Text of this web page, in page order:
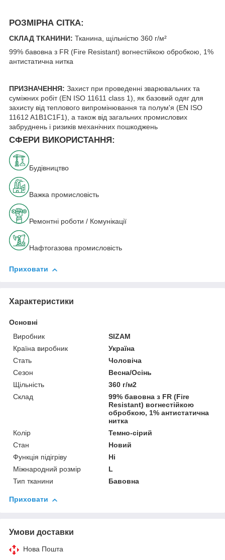
РОЗМІРНА СІТКА:
СКЛАД ТКАНИНИ: Тканина, щільністю 360 г/м²
99% бавовна з FR (Fire Resistant) вогнестійкою обробкою, 1%
антистатична нитка
ПРИЗНАЧЕННЯ: Захист при проведенні зварювальних та
суміжних робіт (EN ISO 11611 class 1), як базовий одяг для
захисту від теплового випромінювання та полум'я (EN ISO
11612 A1B1C1F1), а також від загальних промислових
забруднень і ризиків механічних пошкоджень
СФЕРИ ВИКОРИСТАННЯ:
Будівництво
Важка промисловість
Ремонтні роботи / Комунікації
Нафтогазова промисловість
Приховати
Характеристики
Основні
Виробник
SIZAM
Країна виробник
Україна
Стать
Чоловіча
Сезон
Весна/Осінь
Щільність
360 г/м2
Склад
99% бавовна з FR (Fire
Resistant) вогнестійкою
обробкою, 1% антистатична
нитка
Колір
Темно-сірий
Стан
Новий
Функція підігріву
Ні
Міжнародний розмір
L
Тип тканини
Бавовна
Приховати
Умови доставки
Нова Пошта